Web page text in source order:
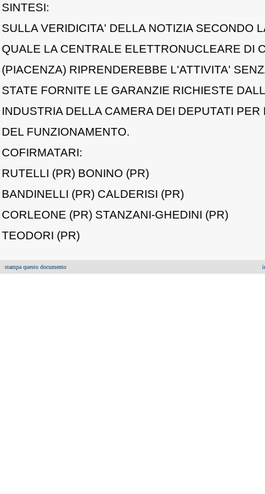
SINTESI:
SULLA VERIDICITA' DELLA NOTIZIA SECONDO
QUALE LA CENTRALE ELETTRONUCLEARE DI
(PIACENZA) RIPRENDEREBBE L'ATTIVITA'
STATE FORNITE LE GARANZIE RICHIESTE
INDUSTRIA DELLA CAMERA DEI DEPUTATI PER
DEL FUNZIONAMENTO.
COFIRMATARI:
RUTELLI (PR) BONINO (PR)
BANDINELLI (PR) CALDERISI (PR)
CORLEONE (PR) STANZANI-GHEDINI (PR)
TEODORI (PR)
stampa questo documento